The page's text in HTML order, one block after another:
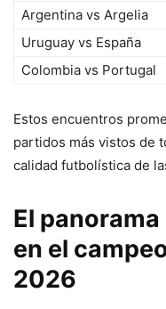
Argentina vs Argelia
Uruguay vs España
Colombia vs Portugal
Estos encuentros
partidos más vistos de
calidad futbolística de
El
en el
2026